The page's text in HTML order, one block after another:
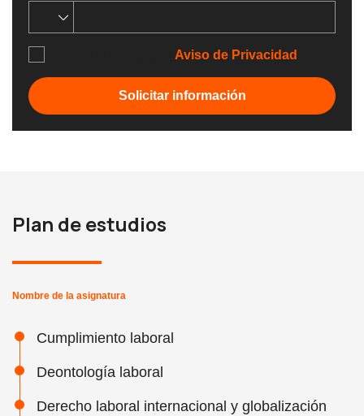
Aviso de Privacidad
Solicitar información
Plan de estudios
Nombre de la asignatura
Cumplimiento laboral
Deontología laboral
Derecho laboral internacional y globalización